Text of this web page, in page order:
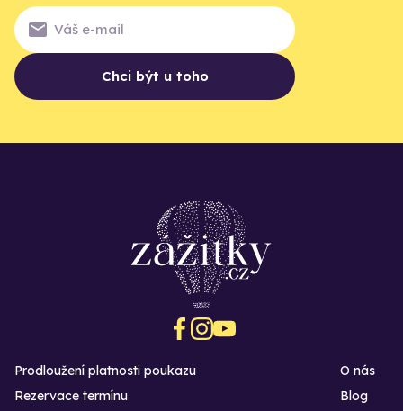
Chci být u toho
Prodloužení platnosti poukazu
Rezervace termínu
O nás
Blog